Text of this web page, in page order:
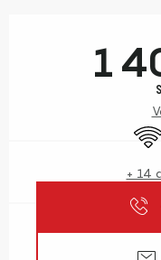
1
WiFi
+ 14